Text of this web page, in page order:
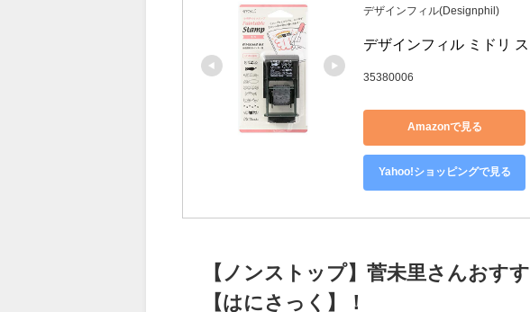
ちょうどいいインク量が塗布され、均等に力が加わ
すことができます。
デザインフィル(Designphil)
デザインフィル ミドリ
35380006
Yahoo!ショッピングで見る